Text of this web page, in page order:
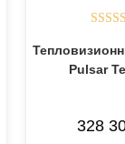
Pulsar
328